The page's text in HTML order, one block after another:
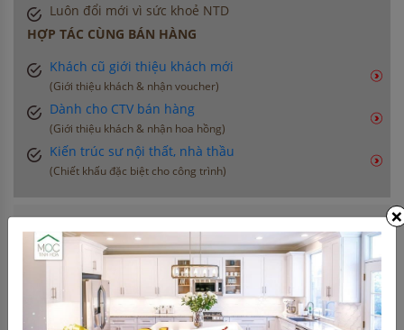
Luôn đổi mới vì sức khoẻ NTD
HỢP TÁC CÙNG BÁN HÀNG
Khách cũ giới thiệu khách mới
(Giới thiệu khách & nhận voucher)
Dành cho CTV bán hàng
(Giới thiệu khách & nhận hoa hồng)
Kiến trúc sư nội thất, nhà thầu
(Chiết khấu đặc biệt cho công trình)
THÔNG TIN LIÊN HỆ
0906 396 012
info@moctinhhoa.vn
Số 877 Huỳnh Tấn Phát, Phường Phú Thuận, Quận 7,
×